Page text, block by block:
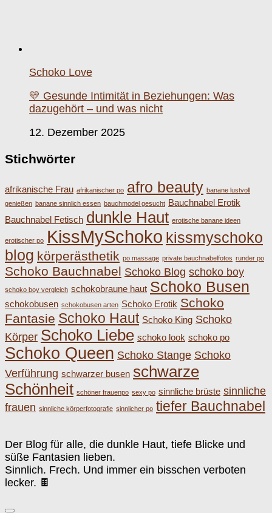
Schoko Love
💛 Gesunde Intimität in Beziehungen: Was
dazugehört – und was nicht
12. Dezember 2025
Stichwörter
afrikanische Frau afrikanischer po afro beauty banane lustvoll
genießen banane sinnlich essen bauchmodel gesucht Bauchnabel Erotik
Bauchnabel Fetisch dunkle Haut erotische banane ideen
erotischer po KissMySchoko kissmyschoko
blog körperästhetik po massage private bauchnabelfotos runder po
Schoko Bauchnabel Schoko Blog schoko boy
schoko boy vergleich schokobraune haut Schoko Busen
schokobusen schokobusen arten Schoko Erotik Schoko
Fantasie Schoko Haut Schoko King Schoko
Körper Schoko Liebe schoko look schoko po
Schoko Queen Schoko Stange Schoko
Verführung schwarzer busen schwarze
Schönheit schöner frauenpo sexy po sinnliche brüste sinnliche
frauen sinnliche körperfotografie sinnlicher po tiefer Bauchnabel
Der Blog für alle, die dunkle Haut, tiefe Blicke und
süße Fantasien lieben.
Sinnlich. Frech. Und immer ein bisschen verboten
lecker. 🍫